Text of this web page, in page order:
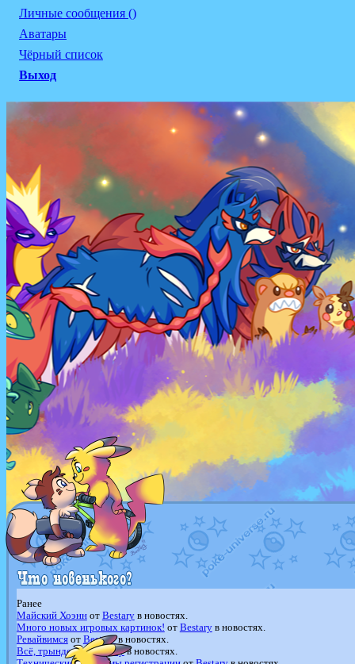
Личные сообщения ()
Аватары
Чёрный список
Выход
Ранее
Майский Хоэннот Bestaryв новостях.
Много новых игровых картинок! от Bestaryв новостях.
Ревайвимсяот Bestaryв новостях.
Всё, трындецотBestaryв новостях.